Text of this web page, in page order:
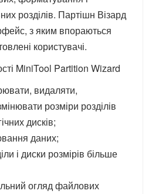
розділів. Партішн Візард
з яким впораються
користувачі.
MiniTool Partition Wizard
видаляти,
розміри розділів
дисків;
даних;
і диски розмірів більше
огляд файлових